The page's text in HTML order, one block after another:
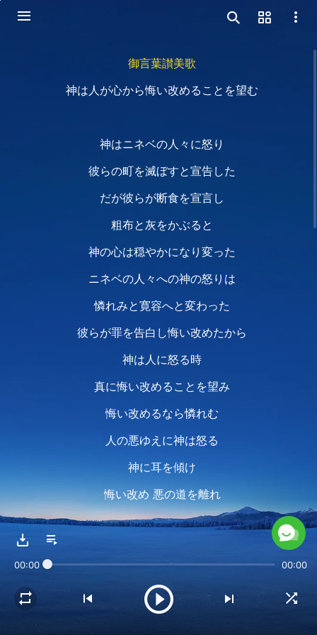
御言葉讃美歌
神は人が心から悔い改めることを望む
神はニネベの人々に怒り
彼らの町を滅ぼすと宣告した
だが彼らが断食を宣言し
粗布と灰をかぶると
神の心は穏やかになり変った
ニネベの人々への神の怒りは
憐れみと寛容へと変わった
彼らが罪を告白し悔い改めたから
神は人に怒る時
真に悔い改めることを望み
悔い改めるなら憐れむ
人の悪ゆえに神は怒る
神に耳を傾け
悔い改め 悪の道を離れ
暴力を全て捨て去るなら
彼らの悔い改めの前後に
00:00 00:00